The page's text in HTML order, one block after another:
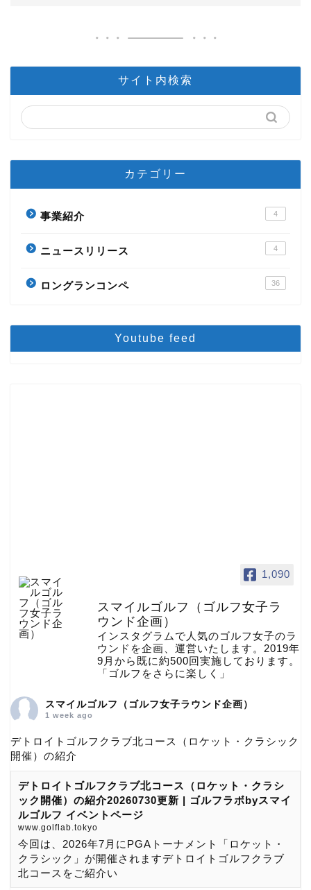
サイト内検索
カテゴリー
事業紹介 4
ニュースリリース 4
ロングランコンペ 36
Youtube feed
1,090
スマイルゴルフ（ゴルフ女子ラ
ウンド企画）
インスタグラムで人気のゴルフ女子のラ
ウンドを企画、運営いたします。2019年
9月から既に約500回実施しております。
「ゴルフをさらに楽しく」
スマイルゴルフ（ゴルフ女子ラウンド企画）
1 week ago
デトロイトゴルフクラブ北コース（ロケット・クラシック
開催）の紹介
デトロイトゴルフクラブ北コース（ロケット・クラシ
ック開催）の紹介20260730更新 | ゴルフラボbyスマイ
ルゴルフ イベントページ
www.golflab.tokyo
今回は、2026年7月にPGAトーナメント「ロケット・
クラシック」が開催されますデトロイトゴルフクラブ
北コースをご紹介い